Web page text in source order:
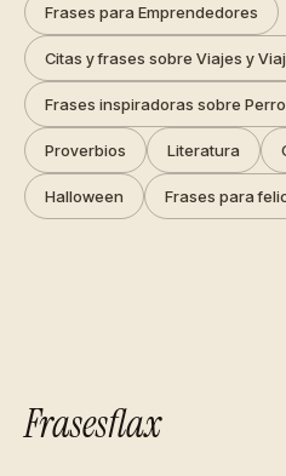
Frases para Emprendedores
Citas y frases sobre Viajes y
Frases inspiradoras sobre
Proverbios Literatura
Halloween Frases para
Frasesflax